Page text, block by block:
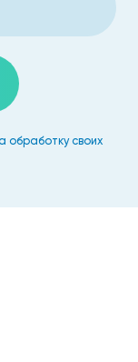
обработку своих